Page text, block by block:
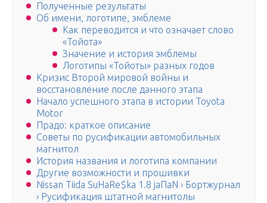
Полученные результаты
Об имени, логотипе, эмблеме
Как переводится и что означает слово
«Тойота»
Значение и история эмблемы
Логотипы «Тойоты» разных годов
Кризис Второй мировой войны и
восстановление после данного этапа
Начало успешного этапа в истории Toyota
Motor
Прадо: краткое описание
Советы по русификации автомобильных
магнитол
История названия и логотипа компании
Другие возможности и прошивки
Nissan Tiida SuHaRe$ka 1.8 jaПaN › Бортжурнал
› Русификация штатной магнитолы